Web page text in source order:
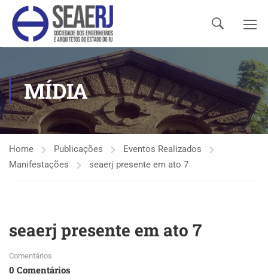
MÍDIA
Home Publicações
Eventos Realizados
Manifestações
seaerj presente em ato 7
seaerj presente em ato 7
Comentários
0 Comentários